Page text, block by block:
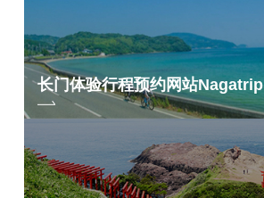
长门体验行程预约网站Nagatrip